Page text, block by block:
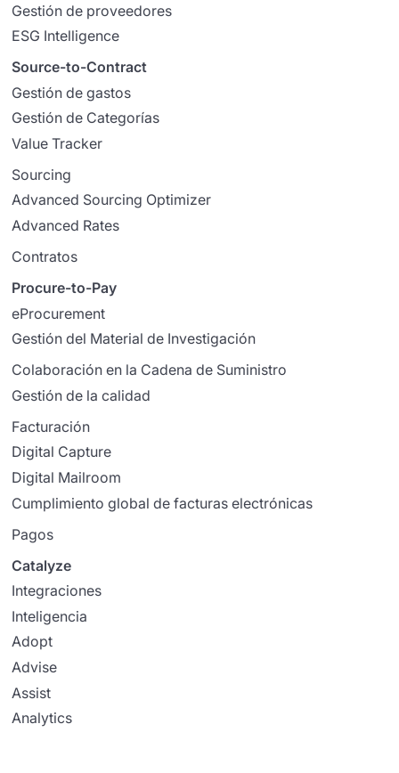
Gestión de proveedores
ESG Intelligence
Source-to-Contract
Gestión de gastos
Gestión de Categorías
Value Tracker
Sourcing
Advanced Sourcing Optimizer
Advanced Rates
Contratos
Procure-to-Pay
eProcurement
Gestión del Material de Investigación
Colaboración en la Cadena de Suministro
Gestión de la calidad
Facturación
Digital Capture
Digital Mailroom
Cumplimiento global de facturas electrónicas
Pagos
Catalyze
Integraciones
Inteligencia
Adopt
Advise
Assist
Analytics